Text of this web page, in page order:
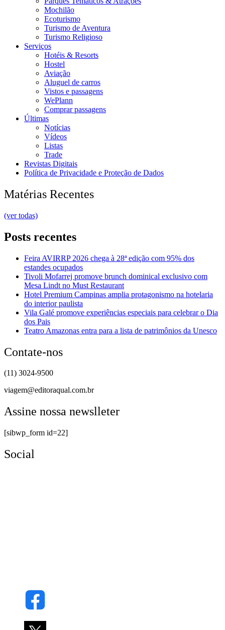
Mochilão
Ecoturismo
Turismo de Aventura
Turismo Religioso
Serviços
Hotéis & Resorts
Hostel
Aviação
Aluguel de carros
Vistos e passagens
WePlann
Comprar passagens
Últimas
Notícias
Vídeos
Listas
Trade
Revistas Digitais
Política de Privacidade e Proteção de Dados
Matérias Recentes
(ver todas)
Posts recentes
Feira AVIRRP 2026 chega à 28ª edição com 95% dos
estandes ocupados
Tivoli Mofarrej promove brunch dominical exclusivo com
Mesa Lindt no Must Restaurant
Hotel Premium Campinas amplia protagonismo na hotelaria
do interior paulista
Vila Galé promove experiências especiais para celebrar o Dia
dos Pais
Teatro Amazonas entra para a lista de patrimônios da Unesco
Contate-nos
(11) 3024-9500
viagem@editoraqual.com.br
Assine nossa newslleter
[sibwp_form id=22]
Social